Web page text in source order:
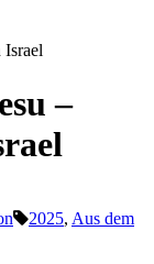
–
2025, Aus dem